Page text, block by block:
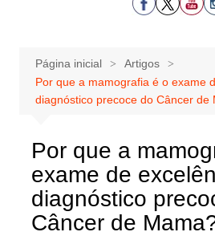
Página inicial
Artigos
Por que a mamografia é o exame
diagnóstico precoce do Câncer de
Por que a
exame de
diagnóstico
Câncer de